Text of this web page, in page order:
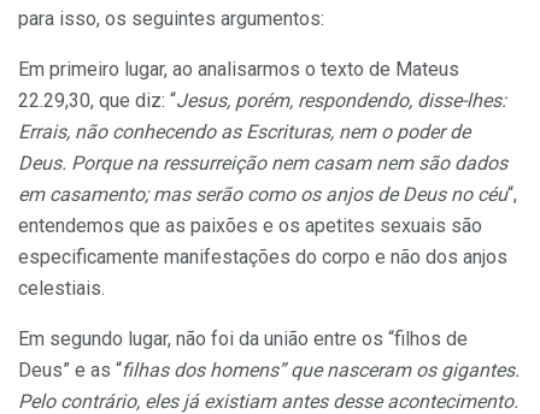
para isso, os seguintes argumentos:
Em primeiro lugar, ao analisarmos o texto de Mateus
22.29,30, que diz: “Jesus, porém, respondendo, disse-lhes:
Errais, não conhecendo as Escrituras, nem o poder de
Deus. Porque na ressurreição nem casam nem são dados
em casamento; mas serão como os anjos de Deus no céu“,
entendemos que as paixões e os apetites sexuais são
especificamente manifestações do corpo e não dos anjos
celestiais.
Em segundo lugar, não foi da união entre os “filhos de
Deus” e as “filhas dos homens” que nasceram os gigantes.
Pelo contrário, eles já existiam antes desse acontecimento.